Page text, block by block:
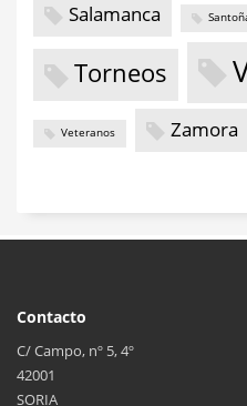
Salamanca
Torneos
Veteranos Zamora
Contacto
C/ Campo, nº 5, 4º
42001
SORIA